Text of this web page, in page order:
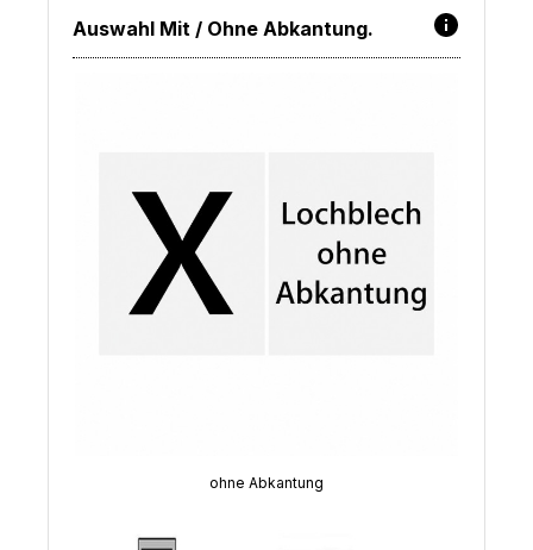
Auswahl Mit / Ohne Abkantung.
ohne Abkantung